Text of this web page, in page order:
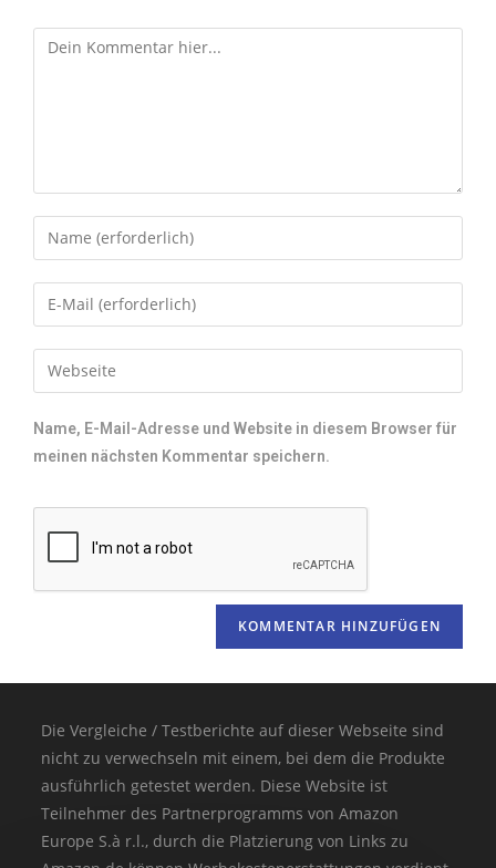
Name, E-Mail-Adresse und Website in diesem Browser für
meinen nächsten Kommentar speichern.
Die Vergleiche / Testberichte auf dieser Webseite sind
nicht zu verwechseln mit einem, bei dem die Produkte
ausführlich getestet werden. Diese Website ist
Teilnehmer des Partnerprogramms von Amazon
Europe S.à r.l., durch die Platzierung von Links zu